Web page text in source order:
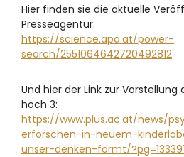
Hier finden sie die aktuelle
Presseagentur:
https://science.apa.at/power-
search/2551064642720492812
Und hier der Link zur Vorstellung
hoch 3:
https://www.plus.ac.at/news/
erforschen-in-neuem-
unser-denken-formt/